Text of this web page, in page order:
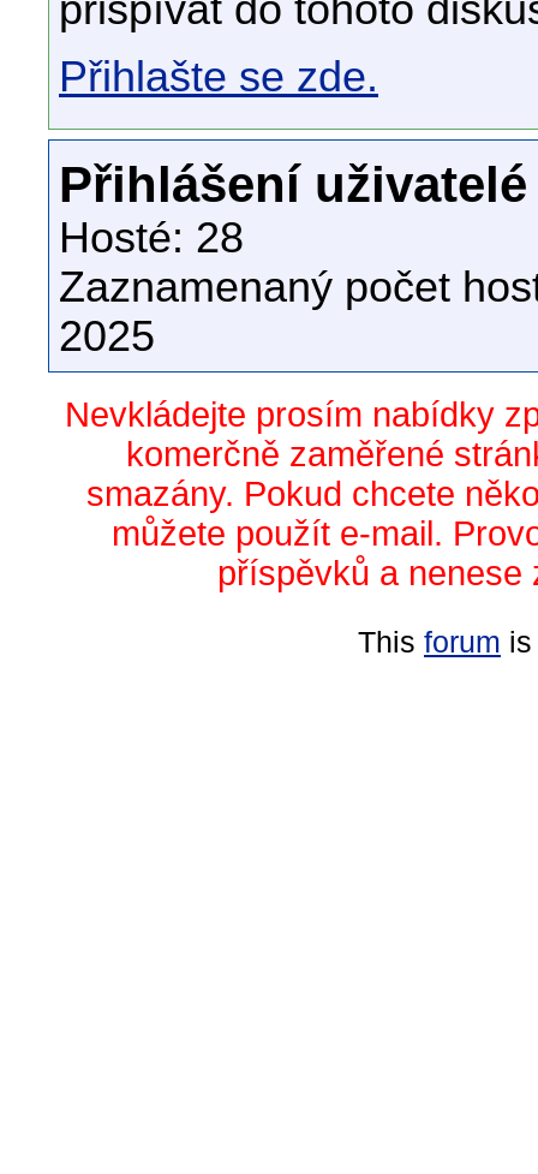
přispívat do tohoto
Přihlašte se zde.
Přihlášení uživatelé
Hosté: 28
Zaznamenaný počet
2025
Nevkládejte prosím nabídky
komerčně zaměřené
smazány. Pokud chcete
můžete použít e-mail.
příspěvků a nenese
This forum